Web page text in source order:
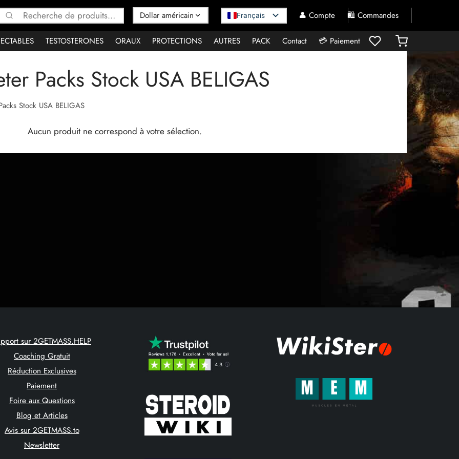
Recherche
pour :
Français 👤 Compte 🛍️ Commandes
TESTOSTERONES ORAUX PROTECTIONS AUTRES PACK Contact 💳 Paiement
Packs Stock USA BELIGAS
Stock USA BELIGAS
Aucun produit ne correspond à votre sélection.
sur 2GETMASS.HELP
Coaching Gratuit
Réduction Exclusives
Paiement
Foire aux Questions
Blog et Articles
Avis sur 2GETMASS.to
Newsletter